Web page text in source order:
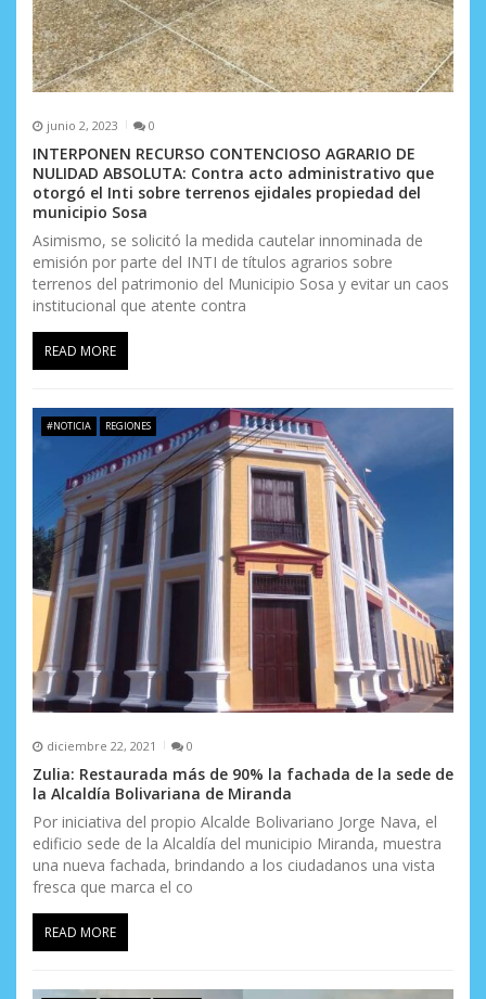
d
a
s
junio 2, 2023 0
INTERPONEN RECURSO CONTENCIOSO AGRARIO DE
NULIDAD ABSOLUTA: Contra acto administrativo que
otorgó el Inti sobre terrenos ejidales propiedad del
municipio Sosa
Asimismo, se solicitó la medida cautelar innominada de
emisión por parte del INTI de títulos agrarios sobre
terrenos del patrimonio del Municipio Sosa y evitar un caos
institucional que atente contra
READ MORE
#NOTICIA REGIONES
diciembre 22, 2021 0
Zulia: Restaurada más de 90% la fachada de la sede de
la Alcaldía Bolivariana de Miranda
Por iniciativa del propio Alcalde Bolivariano Jorge Nava, el
edificio sede de la Alcaldía del municipio Miranda, muestra
una nueva fachada, brindando a los ciudadanos una vista
fresca que marca el co
READ MORE